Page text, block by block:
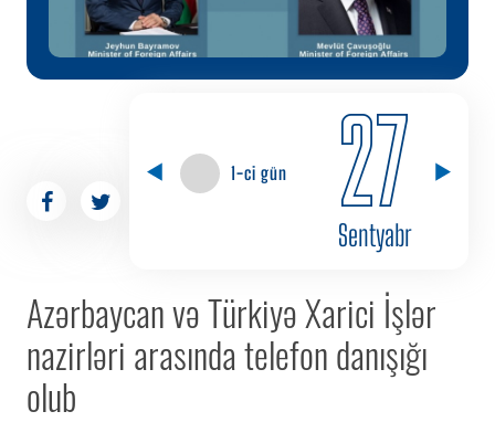
1-ci gün 27
Sentyabr
Azərbaycan və Türkiyə Xarici İşlər
nazirləri arasında telefon danışığı
olub